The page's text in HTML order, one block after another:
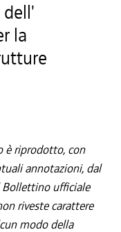
dell'
la
è riprodotto, con
annotazioni, dal
ufficiale
riveste carattere
modo della